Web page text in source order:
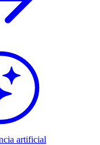
artificial